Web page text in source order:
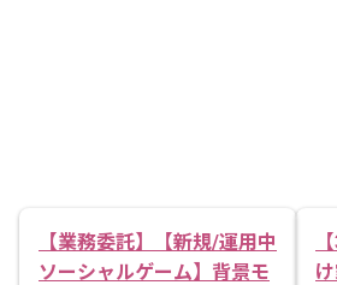
【業務委託】【新規/運用中
ソーシャルゲーム】背景モ